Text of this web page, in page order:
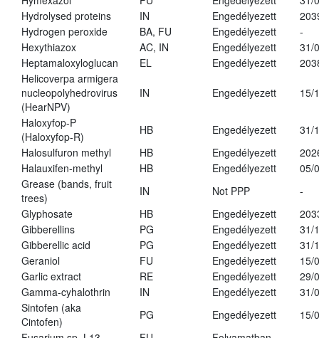
Hydrolysed proteins
IN Engedélyezett
Hydrogen peroxide
BA, FU Engedélyezett
-
Hexythiazox
AC, IN Engedélyezett
31/
Heptamaloxyloglucan
EL Engedélyezett
Helicoverpa armigera
nucleopolyhedrovirus
(HearNPV)
IN Engedélyezett 15/
Haloxyfop-P
(Haloxyfop-R)
HB Engedélyezett
31/
Halosulfuron methyl
HB Engedélyezett
Halauxifen-methyl
HB Engedélyezett
05/
Grease (bands, fruit
trees)
IN Not PPP
-
Glyphosate
HB Engedélyezett
Gibberellins
PG Engedélyezett
31/
Gibberellic acid
PG Engedélyezett
31/
Geraniol
FU Engedélyezett
15/
Garlic extract
RE Engedélyezett
29/
Gamma-cyhalothrin
IN Engedélyezett
31/
Sintofen (aka
Cintofen)
PG Engedélyezett
15/